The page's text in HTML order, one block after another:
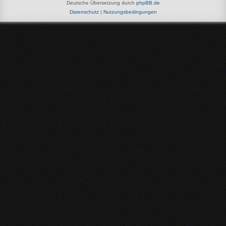
Deutsche Übersetzung durch phpBB.de
Datenschutz| Nutzungsbedingungen